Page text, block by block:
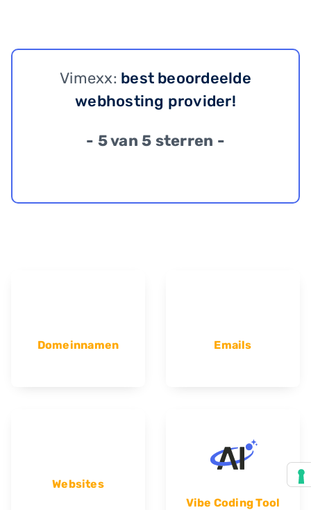
Vimexx: best beoordeelde
webhosting provider!
- 5 van 5 sterren -
Domeinnamen Emails
Websites
Vibe Coding Tool